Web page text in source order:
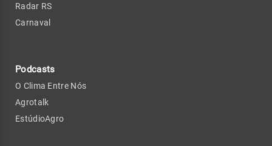
Radar RS
Carnaval
Podcasts
O Clima Entre Nós
Agrotalk
EstúdioAgro